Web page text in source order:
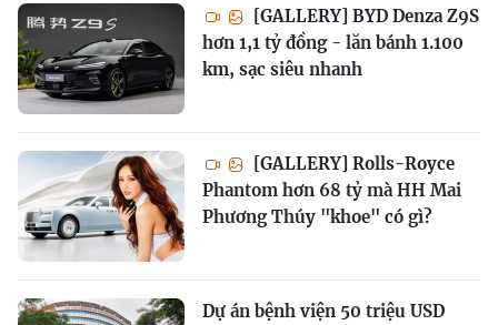
[GALLERY] BYD Denza Z9S
hơn 1,1 tỷ đồng - lăn bánh 1.100
km, sạc siêu nhanh
[GALLERY] Rolls-Royce
Phantom hơn 68 tỷ mà HH Mai
Phương Thúy "khoe" có gì?
Dự án bệnh viện 50 triệu USD